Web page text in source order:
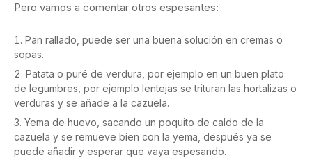
Pero vamos a comentar otros espesantes:
Pan rallado, puede ser una buena solución en cremas o
sopas.
Patata o puré de verdura, por ejemplo en un buen plato
de legumbres, por ejemplo lentejas se trituran las hortalizas o
verduras y se añade a la cazuela.
Yema de huevo, sacando un poquito de caldo de la
cazuela y se remueve bien con la yema, después ya se
puede añadir y esperar que vaya espesando.